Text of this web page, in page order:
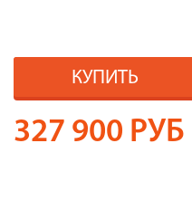
КУПИТЬ
327 900 РУБ